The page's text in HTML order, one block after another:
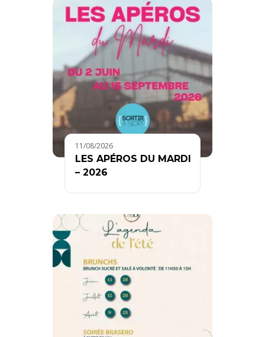
11/08/2026
LES APÉROS DU MARDI
– 2026